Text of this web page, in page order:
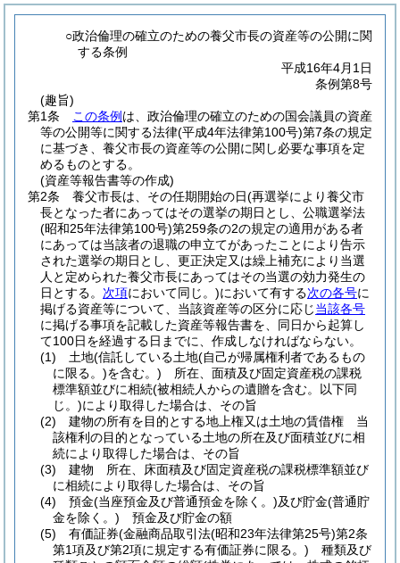
○政治倫理の確立のための養父市長の資産等の公開に関
する条例
平成16年4月1日
条例第8号
(趣旨)
第1条
この条例 は、政治倫理の確立のための国会議員の資産
等の公開等に関する法律(平成4年法律第100号)第7条の規定
に基づき、養父市長の資産等の公開に関し必要な事項を定
めるものとする。
(資産等報告書等の作成)
第2条
養父市長は、その任期開始の日(再選挙により養父市
長となった者にあってはその選挙の期日とし、公職選挙法
(昭和25年法律第100号)第259条の2の規定の適用がある者
にあっては当該者の退職の申立てがあったことにより告示
された選挙の期日とし、更正決定又は繰上補充により当選
人と定められた養父市長にあってはその当選の効力発生の
日とする。 次項において同じ。)において有する次の各号に
掲げる資産等について、当該資産等の区分に応じ当該各号
に掲げる事項を記載した資産等報告書を、同日から起算し
て100日を経過する日までに、作成しなければならない。
(1)
土地(信託している土地(自己が帰属権利者であるもの
に限る。)を含む。) 所在、面積及び固定資産税の課税
標準額並びに相続(被相続人からの遺贈を含む。以下同
じ。)により取得した場合は、その旨
(2)
建物の所有を目的とする地上権又は土地の賃借権 当
該権利の目的となっている土地の所在及び面積並びに相
続により取得した場合は、その旨
(3)
建物 所在、床面積及び固定資産税の課税標準額並び
に相続により取得した場合は、その旨
(4)
預金(当座預金及び普通預金を除く。)及び貯金(普通貯
金を除く。) 預金及び貯金の額
(5)
有価証券(金融商品取引法(昭和23年法律第25号)第2条
第1項及び第2項に規定する有価証券に限る。) 種類及び